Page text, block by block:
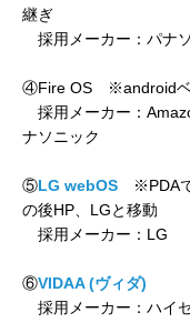
継ぎ
採用メーカー：パ
④Fire OS ※androidベ
採用メーカー：
ナソニック
⑤LG webOS ※PDAで
の後HP、LGと移動
採用メーカー：LG
⑥VIDAA (ヴィダ)
採用メーカー：ハイ